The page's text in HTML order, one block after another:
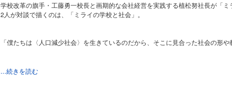
学校改革の旗手・工藤勇一校長と画期的な会社経営を実践する植松努社長が「ミ
2人が対談で描くのは、「ミライの学校と社会」。
「僕たちは〈人口減少社会〉を生きているのだから、そこに見合った社会の
「子どもたちが変わることができれば、時代とともに社会はおのずと変わりま
...続きを読む